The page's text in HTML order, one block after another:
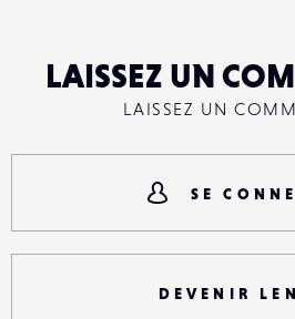
LAISSEZ UN
LAISSEZ UN
SE
DEVENIR